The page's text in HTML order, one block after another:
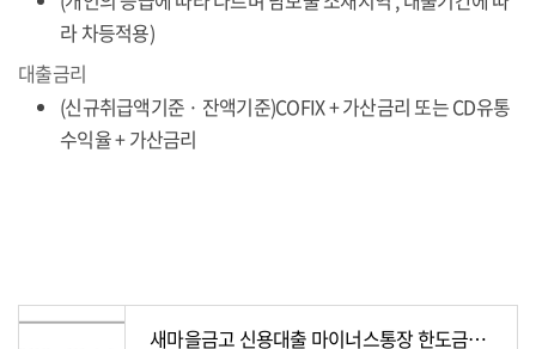
라 차등적용)
대출금리
(신규취급액기준 · 잔액기준)COFIX + 가산금리 또는 CD유통
수익율 + 가산금리
새마을금고 신용대출 마이너스통장 한도금리 조건